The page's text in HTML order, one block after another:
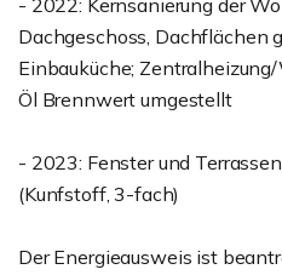
- 2022: Kernsanierung der
Dachgeschoss, Dachflächen
Einbauküche;
Öl Brennwert umgestellt
- 2023: Fenster und
(Kunfstoff, 3-fach)
Der Energieausweis ist